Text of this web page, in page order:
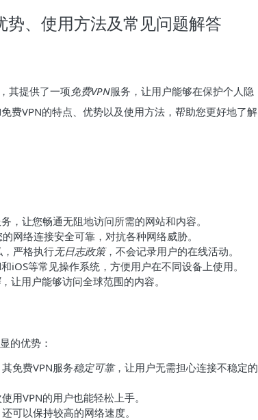
、使用方法及常见问题解答
其提供了一项免费VPN服务，让用户能够在保护个人隐
费VPN的特点、优势以及使用方法，帮助您更好地了解
，让您畅通无阻地访问所需的网站和内容。
网络连接安全可靠，对抗各种网络威胁。
，严格执行无日志政策，不会记录用户的在线活动。
等常见操作系统，方便用户在不同设备上使用。
，让用户能够访问全球范围的内容。
的优势：
免费VPN服务稳定可靠，让用户无需担心连接不稳定的
用VPN的用户也能轻松上手。
可以保持较高的网络速度。